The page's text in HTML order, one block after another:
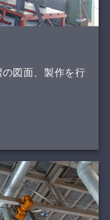
図面、製作を行